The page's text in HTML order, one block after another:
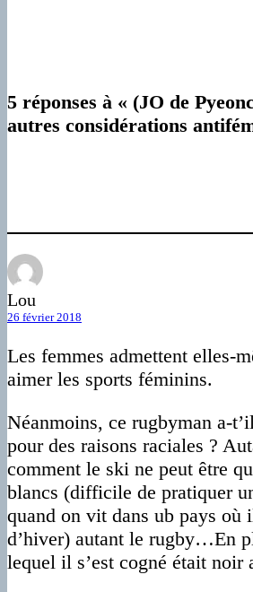
5 réponses à « (JO de
autres considérations
Lou
26 février 2018
Les femmes admettent elles-
aimer les sports féminins.
Néanmoins, ce rugbyman a-
pour des raisons raciales ?
comment le ski ne peut être
blancs (difficile de pratiquer
quand on vit dans ub pays où
d’hiver) autant le rugby…En
lequel il s’est cogné était noir